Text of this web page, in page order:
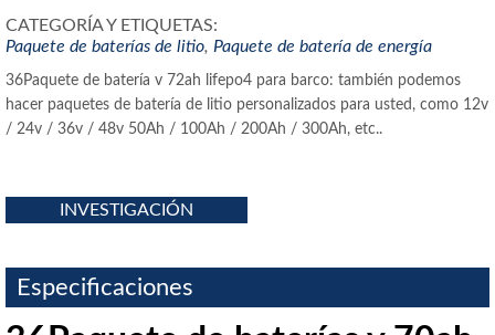
CATEGORÍA Y ETIQUETAS:
Paquete de baterías de litio, Paquete de batería de energía
36Paquete de batería v 72ah lifepo4 para barco: también podemos
hacer paquetes de batería de litio personalizados para usted, como 12v
/ 24v / 36v / 48v 50Ah / 100Ah / 200Ah / 300Ah, etc..
INVESTIGACIÓN
Especificaciones